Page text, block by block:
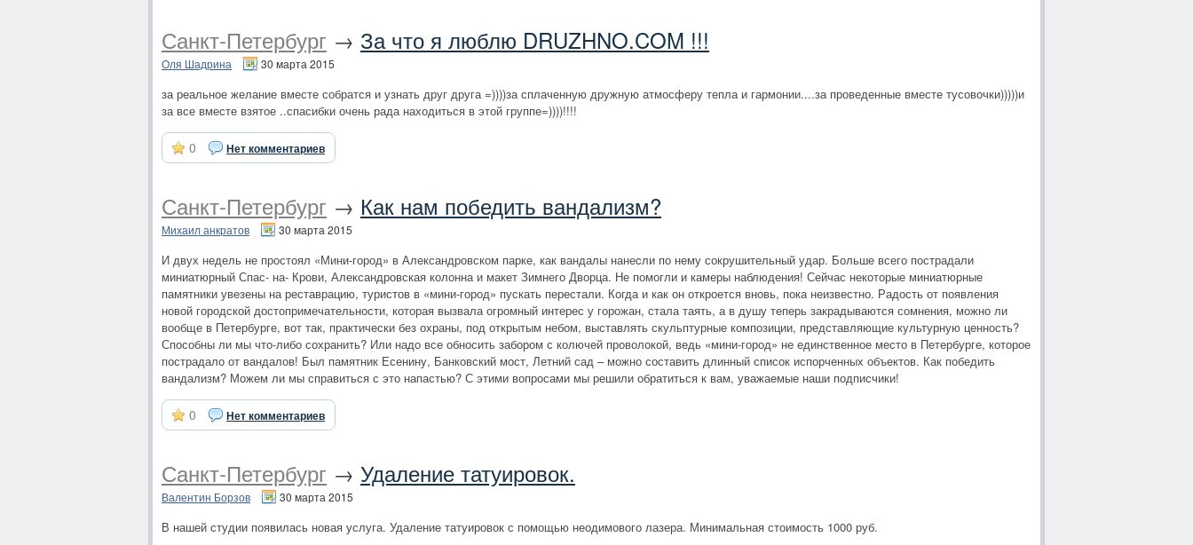
Санкт-Петербург → За что я люблю DRUZHNO.COM !!!
Оля Шадрина 30 марта 2015
за реальное желание вместе собратся и узнать друг друга =))))за сплаченную дружную атмосферу тепла и гармонии....за проведенные вместе тусовочки)))))и
за все вместе взятое ..спасибки очень рада находиться в этой группе=))))!!!!
0 Нет комментариев
Санкт-Петербург → Как нам победить вандализм?
Михаил анкратов 30 марта 2015
И двух недель не простоял «Мини-город» в Александровском парке, как вандалы нанеcли по нему сокрушительный удар. Больше всего пострадали
миниатюрный Спас- на- Крови, Александровская колонна и макет Зимнего Дворца. Не помогли и камеры наблюдения! Сейчас некоторые миниатюрные
памятники увезены на реставрацию, туристов в «мини-город» пускать перестали. Когда и как он откроется вновь, пока неизвестно. Радость от появления
новой городской достопримечательности, которая вызвала огромный интерес у горожан, стала таять, а в душу теперь закрадываются сомнения, можно ли
вообще в Петербурге, вот так, практически без охраны, под открытым небом, выставлять скульптурные композиции, представляющие культурную ценность?
Способны ли мы что-либо сохранить? Или надо все обносить забором с колючей проволокой, ведь «мини-город» не единственное место в Петербурге, которое
пострадало от вандалов! Был памятник Есенину, Банковский мост, Летний сад – можно составить длинный список испорченных объектов. Как победить
вандализм? Можем ли мы справиться с это напастью? С этими вопросами мы решили обратиться к вам, уважаемые наши подписчики!
0 Нет комментариев
Санкт-Петербург → Удаление татуировок.
Валентин Борзов 30 марта 2015
В нашей студии появилась новая услуга. Удаление татуировок с помощью неодимового лазера. Минимальная стоимость 1000 руб.